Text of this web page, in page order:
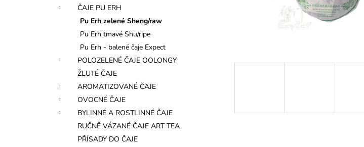
ČAJE PU ERH
Pu Erh zelené Sheng/raw
Pu Erh tmavé Shu/ripe
Pu Erh - balené čaje Expect
POLOZELENÉ ČAJE OOLONGY
ŽLUTÉ ČAJE
AROMATIZOVANÉ ČAJE
OVOCNÉ ČAJE
BYLINNÉ A ROSTLINNÉ ČAJE
RUČNĚ VÁZANÉ ČAJE ART TEA
PŘÍSADY DO ČAJE